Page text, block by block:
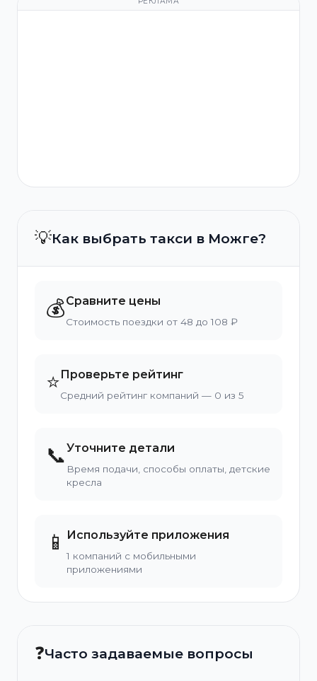
💡Как выбрать такси в Можге?
💰Сравните цены
Стоимость поездки от 48 до 108 ₽
⭐Проверьте рейтинг
Средний рейтинг компаний — 0 из 5
📞Уточните детали
Время подачи, способы оплаты, детские
кресла
📱 Используйте приложения
1 компаний с мобильными
приложениями
❓Часто задаваемые вопросы